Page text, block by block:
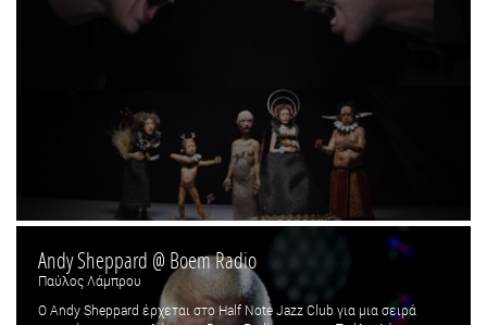
Andy Sheppard @ Boem Radio
Παύλος Λάμπρου
Ο Andy Sheppard έρχεται στο Half Note Jazz Club για μια σειρά